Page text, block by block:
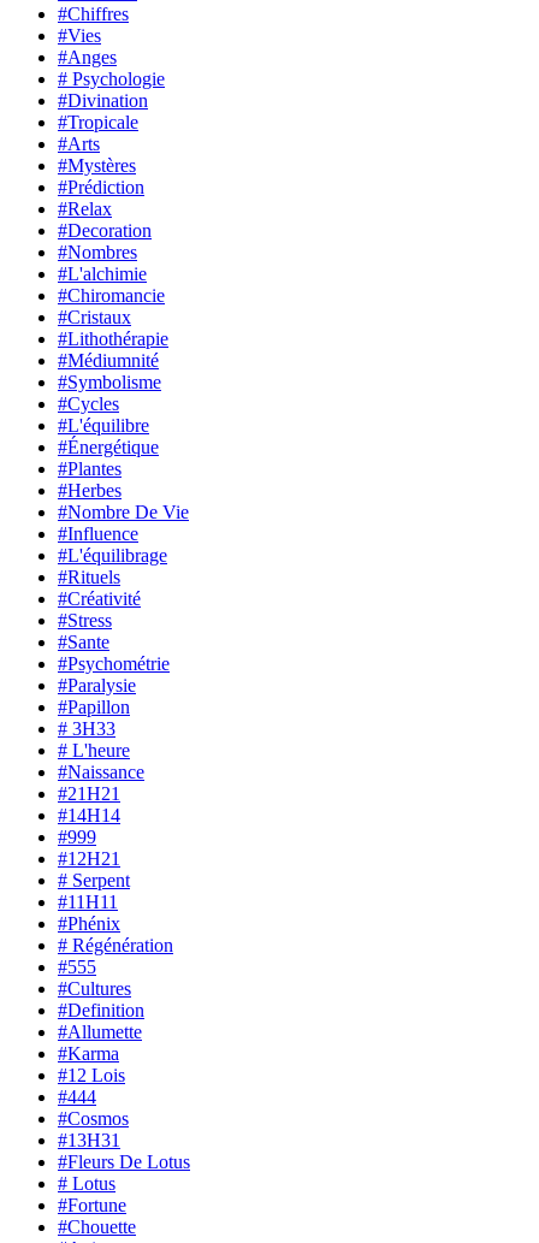
#Chiffres
#Vies
#Anges
# Psychologie
#Divination
#Tropicale
#Arts
#Mystères
#Prédiction
#Relax
#Decoration
#Nombres
#L'alchimie
#Chiromancie
#Cristaux
#Lithothérapie
#Médiumnité
#Symbolisme
#Cycles
#L'équilibre
#Énergétique
#Plantes
#Herbes
#Nombre De Vie
#Influence
#L'équilibrage
#Rituels
#Créativité
#Stress
#Sante
#Psychométrie
#Paralysie
#Papillon
# 3H33
# L'heure
#Naissance
#21H21
#14H14
#999
#12H21
# Serpent
#11H11
#Phénix
# Régénération
#555
#Cultures
#Definition
#Allumette
#Karma
#12 Lois
#444
#Cosmos
#13H31
#Fleurs De Lotus
# Lotus
#Fortune
#Chouette